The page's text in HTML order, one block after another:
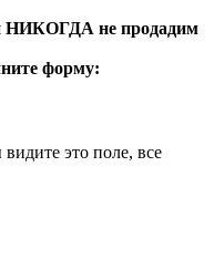
НИКОГДА не продадим
форму:
это поле, все